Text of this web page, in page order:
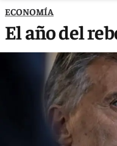
ECONOMÍA
El año del